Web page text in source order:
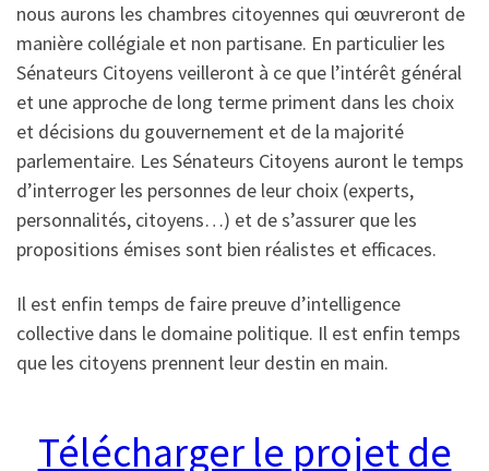
nous aurons les chambres citoyennes qui œuvreront de
manière collégiale et non partisane. En particulier les
Sénateurs Citoyens veilleront à ce que l’intérêt général
et une approche de long terme priment dans les choix
et décisions du gouvernement et de la majorité
parlementaire. Les Sénateurs Citoyens auront le temps
d’interroger les personnes de leur choix (experts,
personnalités, citoyens…) et de s’assurer que les
propositions émises sont bien réalistes et efficaces.
Il est enfin temps de faire preuve d’intelligence
collective dans le domaine politique. Il est enfin temps
que les citoyens prennent leur destin en main.
Télécharger le projet de